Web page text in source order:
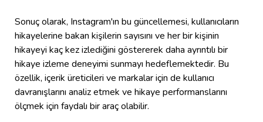
Sonuç olarak, Instagram'ın bu güncellemesi, kullanıcıların
hikayelerine bakan kişilerin sayısını ve her bir kişinin
hikayeyi kaç kez izlediğini göstererek daha ayrıntılı bir
hikaye izleme deneyimi sunmayı hedeflemektedir. Bu
özellik, içerik üreticileri ve markalar için de kullanıcı
davranışlarını analiz etmek ve hikaye performanslarını
ölçmek için faydalı bir araç olabilir.